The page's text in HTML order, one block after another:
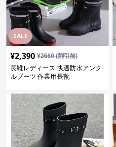
SALE
¥2,390 ¥2660(割引前)
長靴レディース 快適防水アンク
ルブーツ 作業用長靴